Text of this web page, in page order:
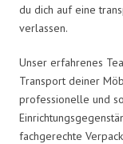
du dich auf eine
verlassen.
Unser erfahrenes
Transport deiner
professionelle und
fachgerechte